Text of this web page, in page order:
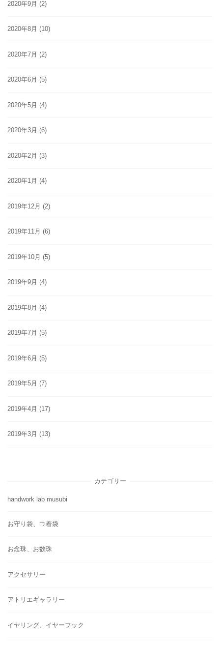
2020年9月 (2)
2020年8月 (10)
2020年7月 (2)
2020年6月 (5)
2020年5月 (4)
2020年3月 (6)
2020年2月 (3)
2020年1月 (4)
2019年12月 (2)
2019年11月 (6)
2019年10月 (5)
2019年9月 (4)
2019年8月 (4)
2019年7月 (5)
2019年6月 (5)
2019年5月 (7)
2019年4月 (17)
2019年3月 (13)
カテゴリー
handwork lab musubi
お守り袋、巾着袋
お念珠、お数珠
アクセサリー
アトリエギャラリー
イヤリング、イヤーフック